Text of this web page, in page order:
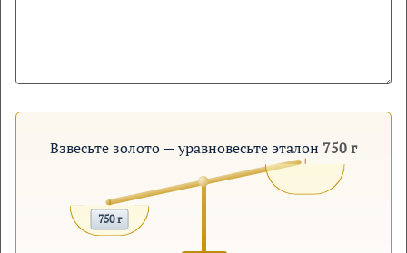
Взвесьте золото — уравновесьте эталон 750 г
750 г